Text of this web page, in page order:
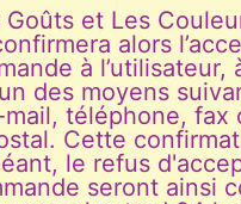
Goûts et Les
alors
à l’utilisateur,
des moyens
téléphone, fax
Cette
le refus
seront ainsi